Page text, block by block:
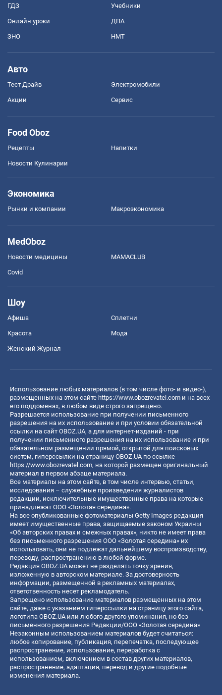
ГДЗ Учебники
Онлайн уроки ДПА
ЗНО НМТ
Авто
Тест Драйв Электромобили
Акции Сервис
Food Oboz
Рецепты Напитки
Новости Кулинарии
Экономика
Рынки и компании Mакроэкономика
MedOboz
Новости медицины MAMACLUB
Covid
Шоу
Афиша Сплетни
Красота Мода
Женский Журнал
Использование любых материалов (в том числе фото- и видео-),
размещенных на этом сайте https://www.obozrevatel.com и на всех
его поддоменах, в любом виде строго запрещено.
Разрешается использование при получении письменного
разрешения на их использование и при условии обязательной
ссылки на сайт OBOZ.UA, а для интернет-изданий - при
получении письменного разрешения на их использование и при
обязательном размещении прямой, открытой для поисковых
систем, гиперссылки на страницу OBOZ.UA по ссылке
https://www.obozrevatel.com, на которой размещен оригинальный
материал в первом абзаце материала.
Все материалы на этом сайте, в том числе интервью, статьи,
исследования – служебные произведения журналистов
редакции, исключительные имущественные права на которые
принадлежат ООО «Золотая середина».
На все опубликованные фотоматериалы Getty Images редакция
имеет имущественные права, защищаемые законом Украины
«Об авторских правах и смежных правах», никто не имеет права
без письменного разрешения ООО «Золотая середина» их
использовать, они не подлежат дальнейшему воспроизводству,
переводу, распространению в любой форме.
Редакция OBOZ.UA может не разделять точку зрения,
изложенную в авторском материале. За достоверность
информации, размещенной в рекламных материалах,
ответственность несет рекламодатель.
Запрещено использование материалов размещенных на этом
сайте, даже с указанием гиперссылки на страницу этого сайта,
логотипа OBOZ.UA или любого другого упоминания, но без
письменного разрешения Редакции/ООО «Золотая середина»
Незаконным использованием материалов будет считаться:
любое копирование, публикация, перепечатка, последующее
распространение, использование, переработка с
использованием, включением в состав других материалов,
распространение, адаптация, перевод и другие подобные
изменения материала.